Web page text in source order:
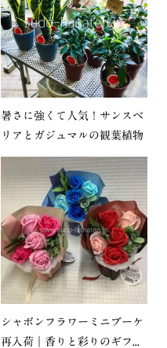
暑さに強くて人気！サンスベ
リアとガジュマルの観葉植物
シャボンフラワーミニブーケ
再入荷｜香りと彩りのギフ...